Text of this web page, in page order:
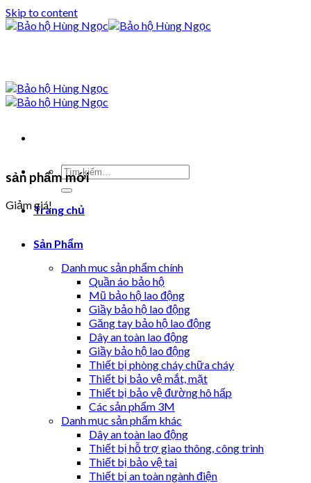
Skip to content
Trang chủ
Sản Phẩm
Danh muc sản phẩm chính
Quần áo bảo hộ
Mũ bảo hộ lao động
Giầy bảo hộ lao động
Găng tay bảo hộ lao động
Dây an toàn lao động
Giầy bảo hộ lao động
Thiết bị phòng cháy chữa cháy
Thiết bị bảo vệ mắt, mặt
Thiết bị bảo vệ đường hô hấp
Các sản phẩm 3M
Danh mục sản phẩm khác
Dây an toàn lao động
Thiết bị hỗ trợ giao thông, công trình
Thiết bị bảo vệ tai
Thiết bị an toàn ngành điện
sản phẩm mới
Giảm giá!